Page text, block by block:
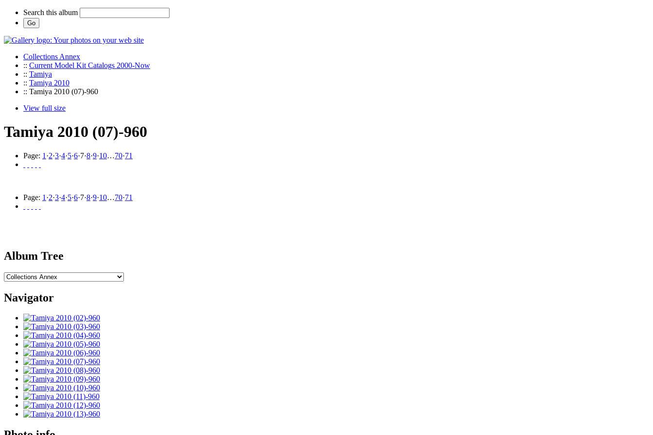
Search this album
Collections Annex
:: Current Model Kit Catalogs 2000-Now
:: Tamiya
:: Tamiya 2010
:: Tamiya 2010 (07)-960
View full size
Tamiya 2010 (07)-960
Page: 1 ·2·3·4·5·6·7·8·9·10…70·71
Page: 1 ·2·3·4·5·6·7·8·9·10…70·71
Album Tree
Navigator